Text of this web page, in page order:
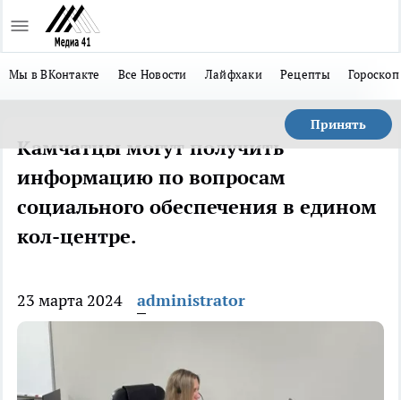
Мы в ВКонтакте Все Новости Лайфхаки Рецепты Гороскоп
Принять
Камчатцы могут получить
информацию по вопросам
социального обеспечения в едином
кол-центре.
23 марта 2024 administrator